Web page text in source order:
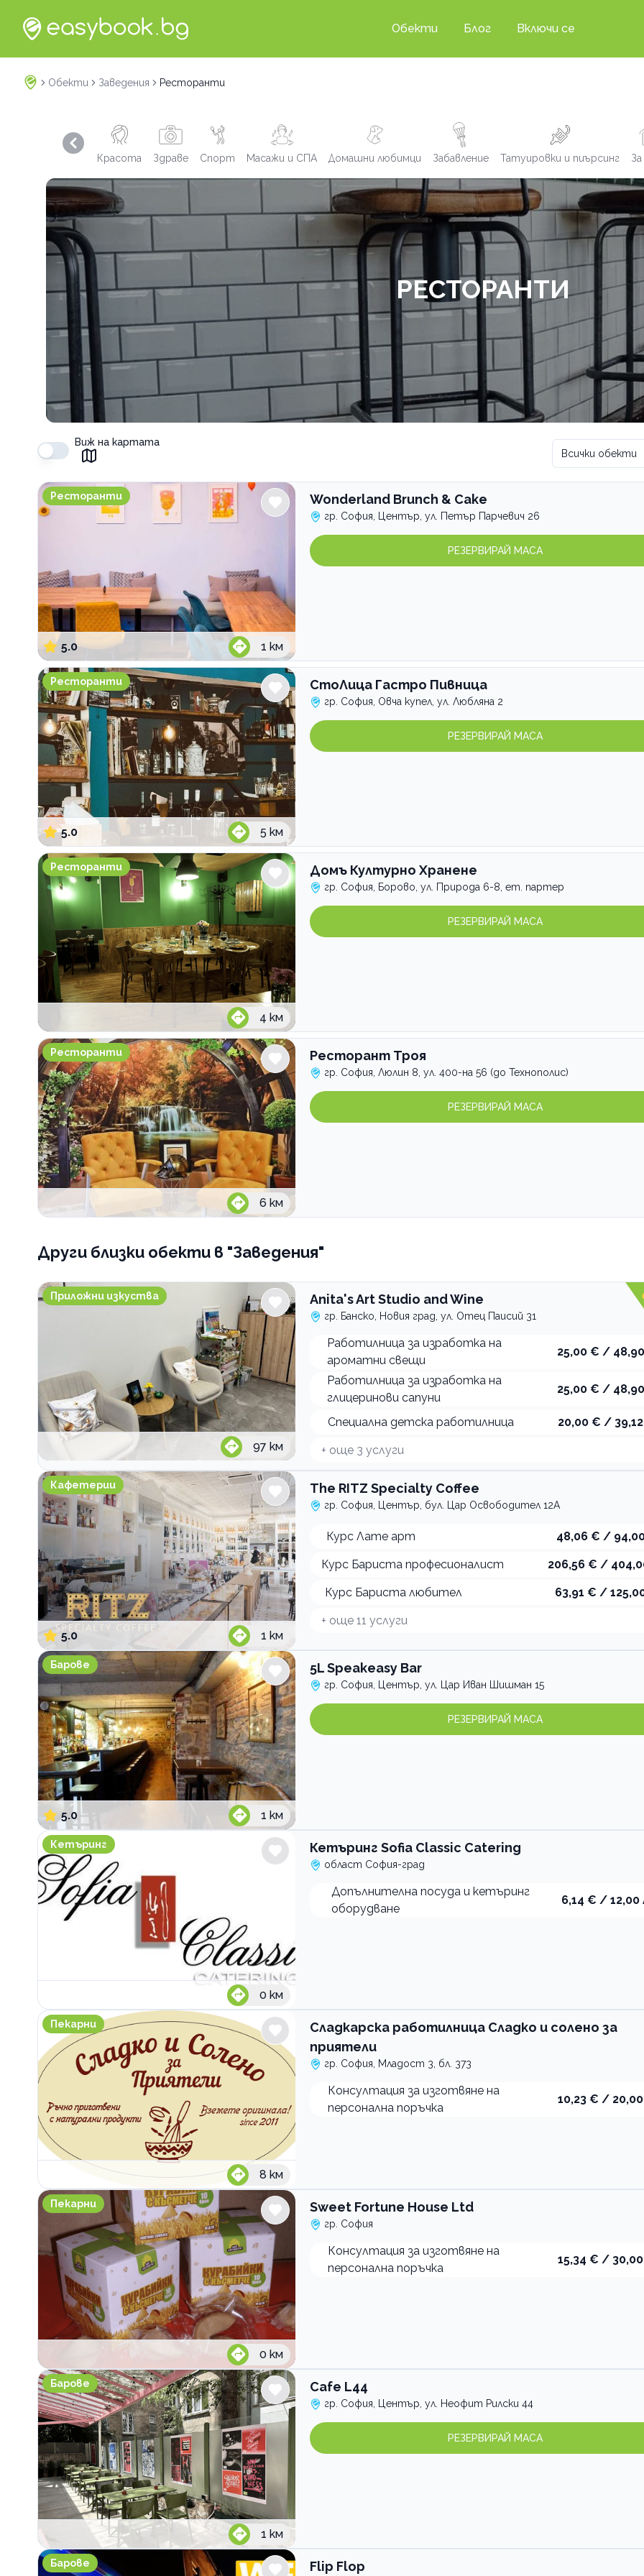
Обекти Блог Включи се
Обекти Заведения Ресторанти
Красота Здраве Спорт Масажи и СПА Домашни любимци Забавление Татуировки и пиърсинг
Previous slide
РЕСТОРАНТИ
Виж на картата
Всички обекти
Wonderland Brunch & Cake
Ресторанти
5.0 1 км
Wonderland Brunch & Cake
гр. София, Център, ул. Петър Парчевич 26
РЕЗЕРВИРАЙ МАСА
СтоЛица Гастро Пивница
Ресторанти
5.0 5 км
СтоЛица Гастро Пивница
гр. София, Овча купел, ул. Любляна 2
РЕЗЕРВИРАЙ МАСА
Домъ Културно Хранене
Ресторанти
4 км
Домъ Културно Хранене
гр. София, Борово, ул. Природа 6-8, ет. партер
РЕЗЕРВИРАЙ МАСА
Ресторант Троя
Ресторанти
6 км
Ресторант Троя
гр. София, Люлин 8, ул. 400-на 56 (до Технополис)
РЕЗЕРВИРАЙ МАСА
Други близки обекти в "Заведения"
Anita's Art Studio and Wine
Приложни изкуства
97 км
Anita's Art Studio and Wine
гр. Банско, Новия град, ул. Отец Паисий 31
Работилница за изработка на
ароматни свещи
25,00 € /
Работилница за изработка на
глицеринови сапуни
25,00 € /
Специална детска работилница 20,00 € /
+ още 3 услуги
The RITZ Specialty Coffee
Кафетерии
5.0 1 км
The RITZ Specialty Coffee
гр. София, Център, бул. Цар Освободител 12А
Курс Лате арт 48,06 € /
Курс Бариста професионалист 206,56 € /
Курс Бариста любител 63,91 € /
+ още 11 услуги
5L Speakeasy Bar
Барове
5.0 1 км
5L Speakeasy Bar
гр. София, Център, ул. Цар Иван Шишман 15
РЕЗЕРВИРАЙ МАСА
Кетъринг Sofia Classic Catering
Кетъринг
0 км
Кетъринг Sofia Classic Catering
област София-град
Допълнителна посуда и кетъринг
оборудване
6,14 € / 12,00
Сладкарска работилница Сладко и солено за приятели
Пекарни
8 км
Сладкарска работилница Сладко и солено за
приятели
гр. София, Младост 3, бл. 373
Консултация за изготвяне на
персонална поръчка
10,23 € /
Sweet Fortune House Ltd
Пекарни
0 км
Sweet Fortune House Ltd
гр. София
Консултация за изготвяне на
персонална поръчка
15,34 € /
Cafe L44
Барове
1 км
Cafe L44
гр. София, Център, ул. Неофит Рилски 44
РЕЗЕРВИРАЙ МАСА
Flip Flop
Барове Flip Flop